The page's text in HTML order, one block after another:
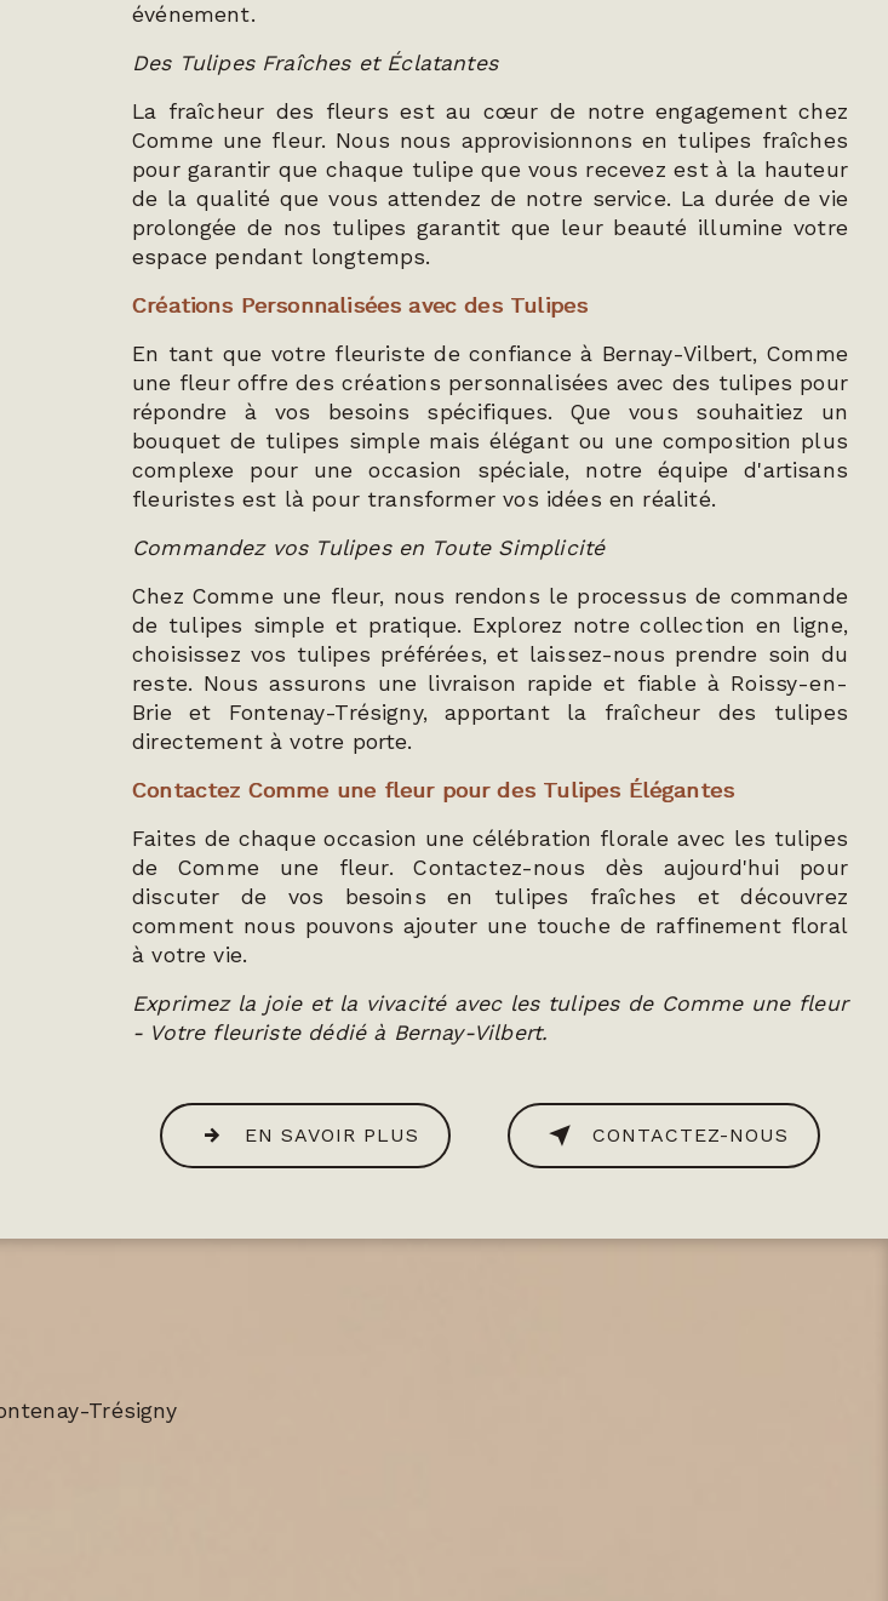
événement.
Des Tulipes Fraîches et Éclatantes
La fraîcheur des fleurs est au cœur de notre engagement chez
Comme une fleur. Nous nous approvisionnons en tulipes fraîches
pour garantir que chaque tulipe que vous recevez est à la hauteur
de la qualité que vous attendez de notre service. La durée de vie
prolongée de nos tulipes garantit que leur beauté illumine votre
espace pendant longtemps.
Créations Personnalisées avec des Tulipes
En tant que votre fleuriste de confiance à Bernay-Vilbert, Comme
une fleur offre des créations personnalisées avec des tulipes pour
répondre à vos besoins spécifiques. Que vous souhaitiez un
bouquet de tulipes simple mais élégant ou une composition plus
complexe pour une occasion spéciale, notre équipe d'artisans
fleuristes est là pour transformer vos idées en réalité.
Commandez vos Tulipes en Toute Simplicité
Chez Comme une fleur, nous rendons le processus de commande
de tulipes simple et pratique. Explorez notre collection en ligne,
choisissez vos tulipes préférées, et laissez-nous prendre soin du
reste. Nous assurons une livraison rapide et fiable à Roissy-en-
Brie et Fontenay-Trésigny, apportant la fraîcheur des tulipes
directement à votre porte.
Contactez Comme une fleur pour des Tulipes Élégantes
Faites de chaque occasion une célébration florale avec les tulipes
de Comme une fleur. Contactez-nous dès aujourd'hui pour
discuter de vos besoins en tulipes fraîches et découvrez
comment nous pouvons ajouter une touche de raffinement floral
à votre vie.
Exprimez la joie et la vivacité avec les tulipes de Comme une fleur
- Votre fleuriste dédié à Bernay-Vilbert.
EN SAVOIR PLUS CONTACTEZ-NOUS
Trésigny